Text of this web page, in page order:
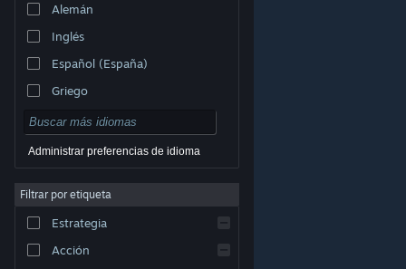
© Valve Corporation. Todos los derechos reservados.
Todas las marcas registradas pertenecen a sus
de Privacidad|Información legal
Acuerdo de Suscriptor a Steam
Cookies
Alemán
Inglés
Español (España)
Griego
Administrar preferencias de idioma
Filtrar por etiqueta
Estrategia
Acción